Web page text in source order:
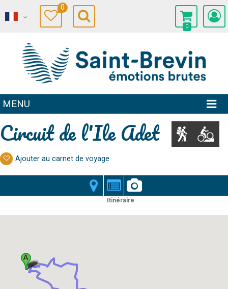
0
0
MENU
Circuit de l'Ile Adet
Ajouter au carnet de voyage
Itinéraire